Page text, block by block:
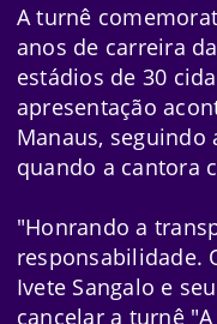
A turnê
anos de carreira
estádios de 30
apresentação
Manaus, seguindo
quando a cantora
"Honrando a
responsabilidade.
Ivete Sangalo e
cancelar a turnê